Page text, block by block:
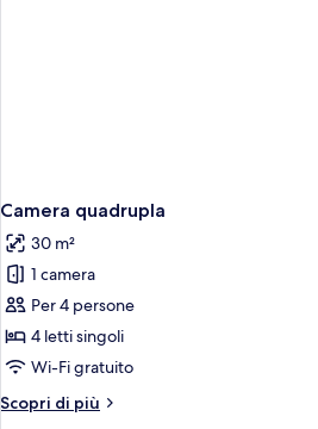
Camera quadrupla
30 m²
1 camera
Per 4 persone
4 letti singoli
Wi-Fi gratuito
Scopri di più
Altri